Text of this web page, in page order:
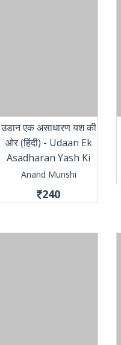
उडान एक असाधारण यश की
ओर (हिंदी) - Udaan Ek
Asadharan Yash Ki
Aur(Hindi)
Anand Munshi
240